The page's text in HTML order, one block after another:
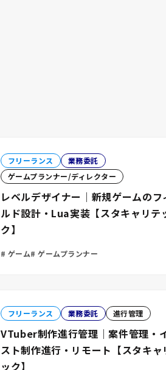
フリーランス
業務委託
ゲームプランナー/ディレクター
レベルデザイナー｜新規ゲームのフ
ルド設計・Lua実装【スタキャリテ
ク】
ゲーム ゲームプランナー
フリーランス 業務委託 進行管理
VTuber制作進行管理｜案件管理・
スト制作進行・リモート【スタキャ
ック】